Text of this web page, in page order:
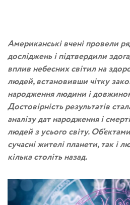
Американські вчені провели
досліджень і підтвердили
вплив небесних світил на
людей, встановивши чітку
народження людини і
Достовірність результатів
аналізу дат народження і
людей з усього світу.
сучасні жителі планети, так і
кілька століть назад.